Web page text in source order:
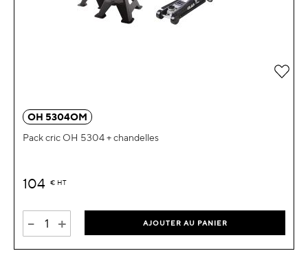
OH 5304OM
Pack cric OH 5304 + chandelles
104 € HT
- + AJOUTER AU PANIER